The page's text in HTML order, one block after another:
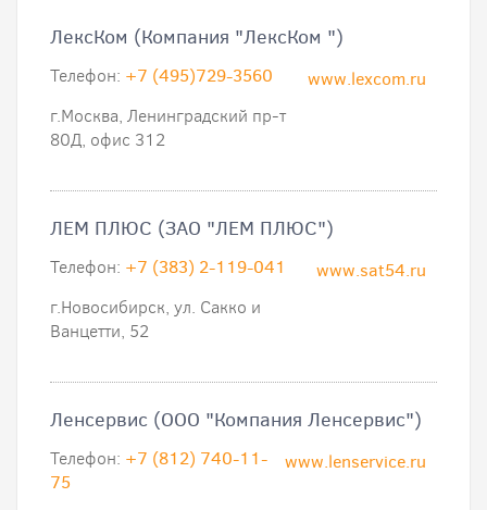
ЛексКом (Компания "ЛексКом ")
www.lexcom.ru
Телефон: +7 (495)729-3560
г.Москва, Ленинградский пр-т
80Д, офис 312
ЛЕМ ПЛЮС (ЗАО "ЛЕМ ПЛЮС")
www.sat54.ru
Телефон: +7 (383) 2-119-041
г.Новосибирск, ул. Сакко и
Ванцетти, 52
Ленсервис (ООО "Компания Ленсервис")
www.lenservice.ru
Телефон: +7 (812) 740-11-
75